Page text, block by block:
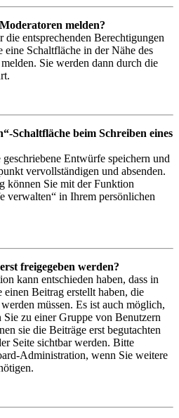
melden?
entsprechenden Berechtigungen
eine Schaltfläche in der Nähe des
Sie werden dann durch die
Schaltfläche beim Schreiben eines
Entwürfe speichern und
vervollständigen und absenden.
können Sie mit der Funktion
verwalten“ in Ihrem persönlichen
freigegeben werden?
kann entschieden haben, dass in
Beitrag erstellt haben, die
müssen. Es ist auch möglich,
zu einer Gruppe von Benutzern
sie die Beiträge erst begutachten
Seite sichtbar werden. Bitte
Administration, wenn Sie weitere